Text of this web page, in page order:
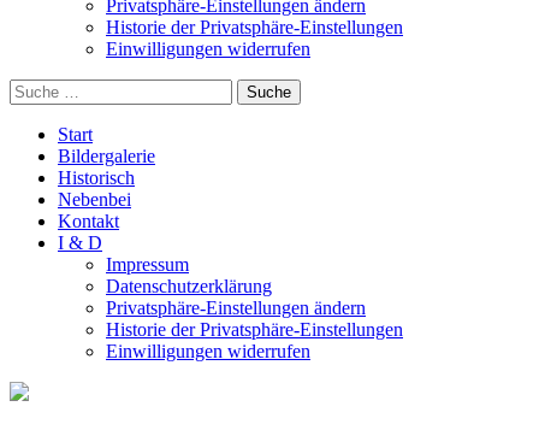
Privatsphäre-Einstellungen ändern
Historie der Privatsphäre-Einstellungen
Einwilligungen widerrufen
Suche
Start
Bildergalerie
Historisch
Nebenbei
Kontakt
I & D
Impressum
Datenschutzerklärung
Privatsphäre-Einstellungen ändern
Historie der Privatsphäre-Einstellungen
Einwilligungen widerrufen